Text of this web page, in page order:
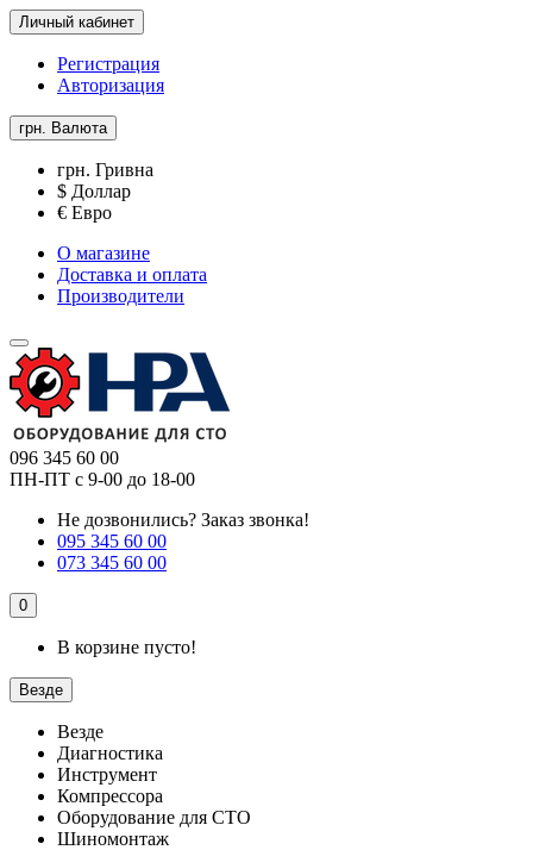
Личный кабинет
Регистрация
Авторизация
грн. Валюта
грн. Гривна
$ Доллар
€ Евро
О магазине
Доставка и оплата
Производители
096 345 60 00
ПН-ПТ с 9-00 до 18-00
Не дозвонились? Заказ звонка!
095 345 60 00
073 345 60 00
0
В корзине пусто!
Везде
Везде
Диагностика
Инструмент
Компрессора
Оборудование для СТО
Шиномонтаж